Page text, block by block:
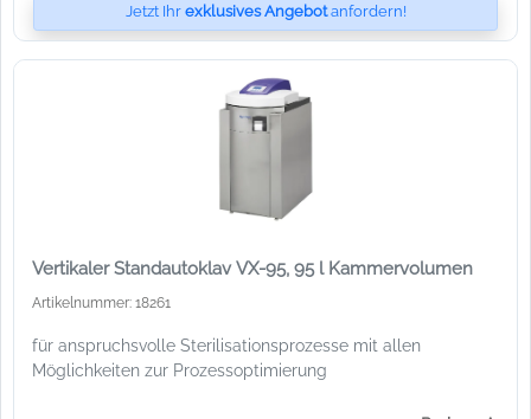
Jetzt Ihr exklusives Angebotanfordern!
Vertikaler Standautoklav VX-95, 95 l Kammervolumen
Artikelnummer: 18261
für anspruchsvolle Sterilisationsprozesse mit allen
Möglichkeiten zur Prozessoptimierung